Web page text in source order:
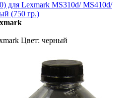
для Lexmark MS310d/ MS410d/
(750 гр.)
Цвет: черный